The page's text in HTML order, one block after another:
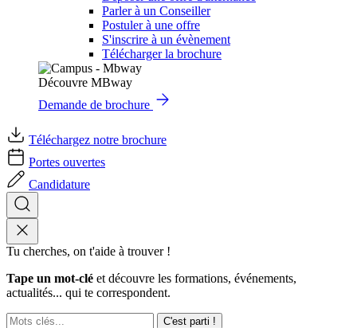
Parler à un Conseiller
Postuler à une offre
S'inscrire à un évènement
Télécharger la brochure
Découvre MBway
Demande de brochure
Téléchargez notre brochure
Portes ouvertes
Candidature
Tu cherches, on t'aide à trouver !
Tape un mot-clé et découvre les formations, événements,
actualités... qui te correspondent.
C'est parti !